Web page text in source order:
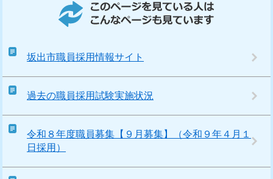
坂出市職員採用情報サイト
過去の職員採用試験実施状況
令和８年度職員募集【９月募集】（令和９年４月１
日採用）